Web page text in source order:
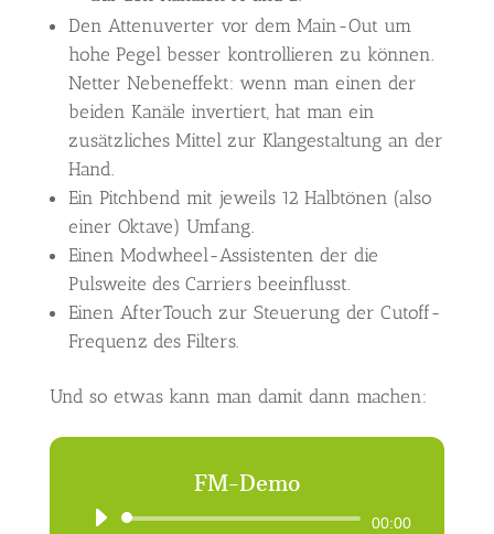
Den Attenuverter vor dem Main-Out um
hohe Pegel besser kontrollieren zu können.
Netter Nebeneffekt: wenn man einen der
beiden Kanäle invertiert, hat man ein
zusätzliches Mittel zur Klangestaltung an der
Hand.
Ein Pitchbend mit jeweils 12 Halbtönen (also
einer Oktave) Umfang.
Einen Modwheel-Assistenten der die
Pulsweite des Carriers beeinflusst.
Einen AfterTouch zur Steuerung der Cutoff-
Frequenz des Filters.
Und so etwas kann man damit dann machen:
FM-Demo
Audio-
00:00